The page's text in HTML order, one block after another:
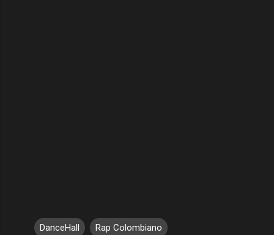
DanceHall Rap Colombiano